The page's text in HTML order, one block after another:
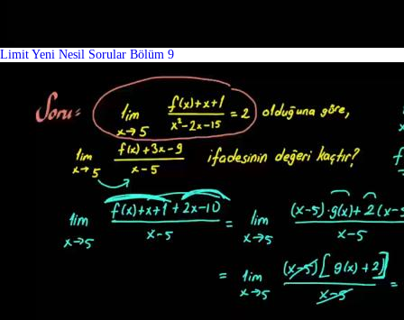
Limit Yeni Nesil Sorular Bölüm 9